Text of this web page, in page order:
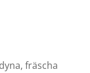
fräscha